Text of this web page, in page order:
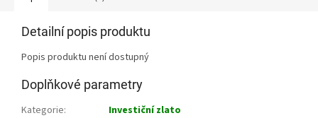
Detailní popis produktu
Popis produktu není dostupný
Doplňkové parametry
Kategorie:
Investiční zlato